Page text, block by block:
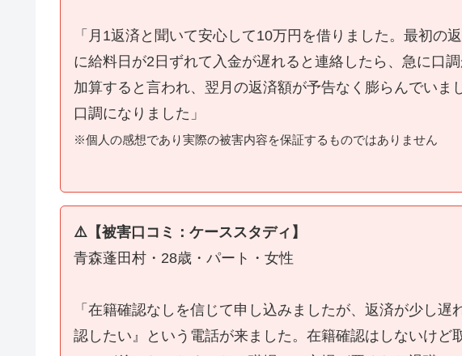
「月1返済と聞いて安心して10万円を借りました。最初の
に給料日が2日ずれて入金が遅れると連絡したら、急に口
加算すると言われ、翌月の返済額が予告なく膨らんでいま
口調になりました」
※個人の感想であり実際の被害内容を保証するものではありません
⚠️【被害口コミ：ケーススタディ】
青森蓬田村・28歳・パート・女性
「在籍確認なしを信じて申し込みましたが、返済が少し
認したい』という電話が来ました。在籍確認はしないけど